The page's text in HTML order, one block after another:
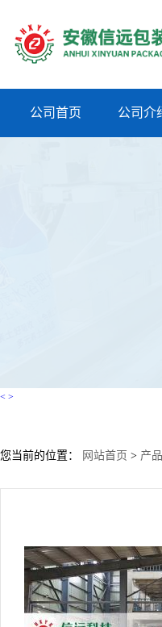
公司首页 公司介
< >
您当前的位置： 网站首页 > 产